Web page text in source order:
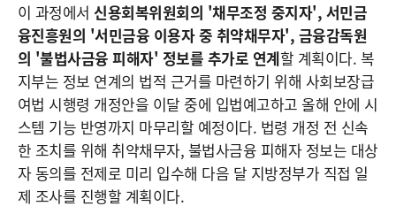
이 과정에서신용회복위원회의 '채무조정 중지자', 서민금
융진흥원의 '서민금융 이용자 중 취약채무자', 금융감독원
의 '불법사금융 피해자' 정보를 추가로 연계할 계획이다. 복
지부는 정보 연계의 법적 근거를 마련하기 위해 사회보장급
여법 시행령 개정안을 이달 중에 입법예고하고 올해 안에 시
스템 기능 반영까지 마무리할 예정이다. 법령 개정 전 신속
한 조치를 위해 취약채무자, 불법사금융 피해자 정보는 대상
자 동의를 전제로 미리 입수해 다음 달 지방정부가 직접 일
제 조사를 진행할 계획이다.